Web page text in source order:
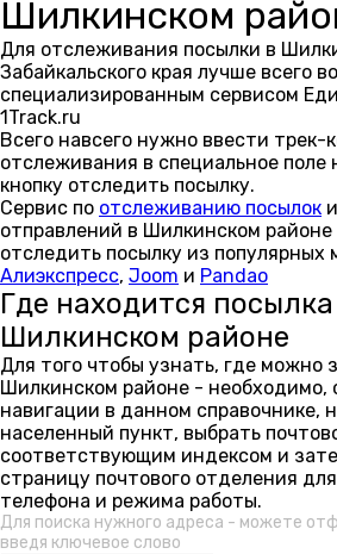
Шилкинском
Для отслеживания посылки в
Забайкальского края лучше всего
специализированным сервисом
1Track.ru
Всего навсего нужно ввести трек-
отслеживания в специальное поле
кнопку отследить посылку.
Сервис по отслеживанию посылок
отправлений в Шилкинском
отследить посылку из популярных
Алиэкспресс, Joom и Pandao
Где находится
Шилкинском районе
Для того чтобы узнать, где можно
Шилкинском районе - необходимо,
навигации в данном справочнике,
населенный пункт, выбрать
соответствующим индексом и
страницу почтового отделения
телефона и режима работы.
Для поиска нужного адреса - можете
введя ключевое слово